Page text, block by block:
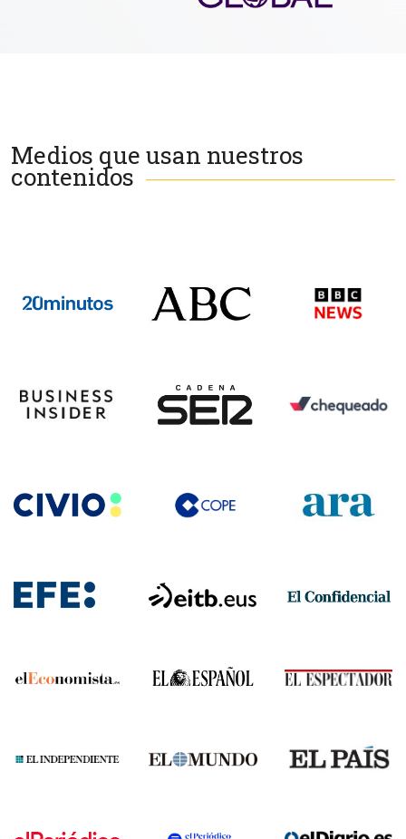
Medios que usan nuestros
contenidos